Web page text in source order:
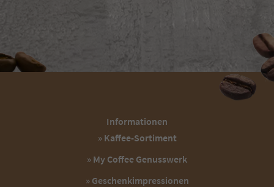
Informationen
» Kaffee-Sortiment
» My Coffee Genusswerk
» Geschenkimpressionen